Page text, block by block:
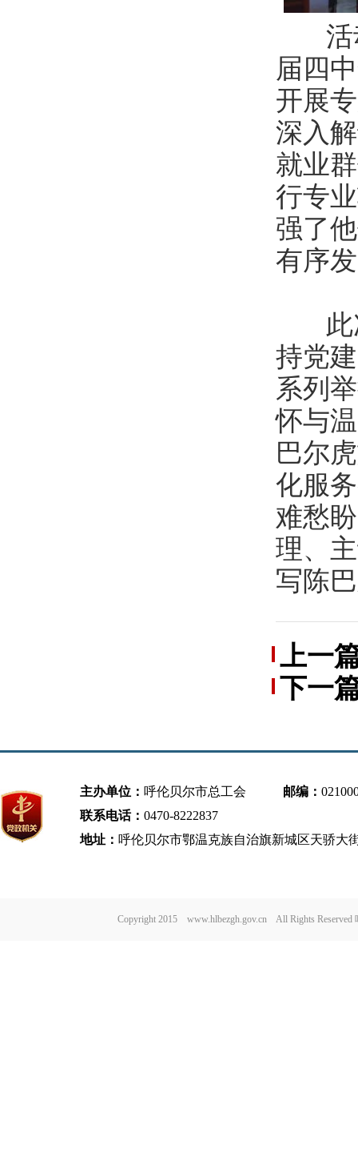
届四
开展
深入
就业
行专
强了
有序
持党
系列
怀与
巴尔
化服
难愁
理、
写陈
上一
任公
下一
主办单位： 呼伦贝尔市总工会 邮编：
联系电话： 0470-8222837
地址： 呼伦贝尔市鄂温克族自治旗新城区天骄大
Copyright 2015 www.hlbezgh.gov.cn All Rights